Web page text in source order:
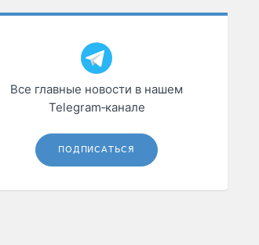
Все главные новости в нашем
Telegram‑канале
ПОДПИСАТЬСЯ